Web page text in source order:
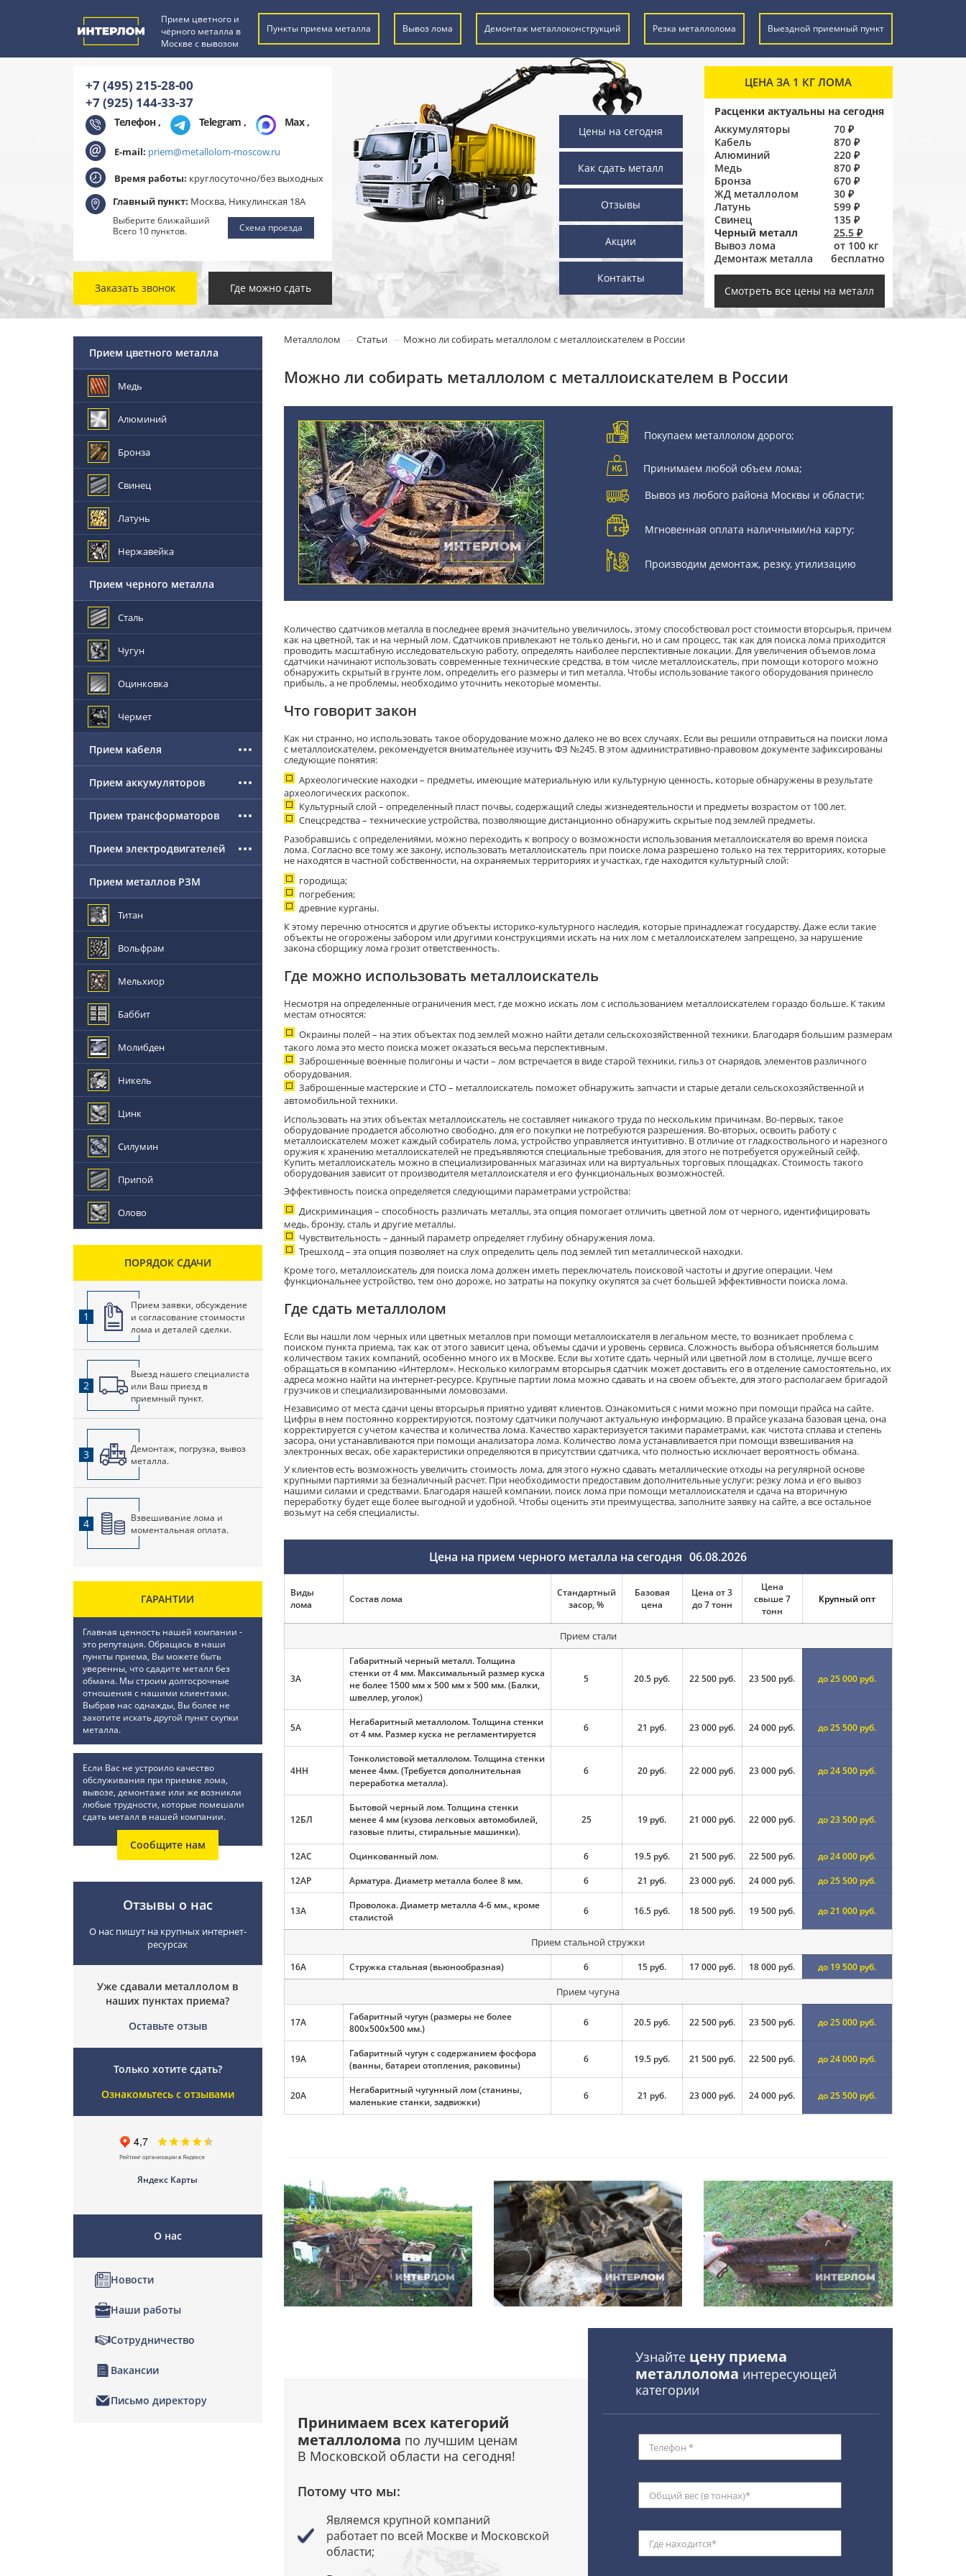
Прием цветного и
чёрного металла в
Москве с вывозом
Пункты приема металла Вывоз лома Демонтаж металлоконструкций Резка металлолома Выездной приемный пункт
+7 (495) 215-28-00
+7 (925) 144-33-37
Телефон , Telegram , Max,
E-mail: priem@metallolom-moscow.ru
Время работы: круглосуточно/без выходных
Главный пункт: Москва, Никулинская 18А
Выберите ближайший
Всего 10 пунктов.
Схема проезда
Заказать звонок Где можно сдать
ЦЕНА ЗА 1 КГ ЛОМА
Расценки актуальны на сегодня
Аккумуляторы
70 ₽
Кабель
870 ₽
Алюминий
220 ₽
Медь
870 ₽
Бронза
670 ₽
ЖД металлолом
30 ₽
Латунь
599 ₽
Свинец
135 ₽
Черный металл
25.5 ₽
Вывоз лома
от 100 кг
Демонтаж металла
бесплатно
Смотреть все цены на металл
Цены на сегодня
Как сдать металл
Отзывы
Акции
Контакты
Металлолом Статьи Можно ли собирать металлолом с металлоискателем в России
Можно ли собирать металлолом с металлоискателем в России
Покупаем металлолом дорого;
Принимаем любой объем лома;
Вывоз из любого района Москвы и области;
Мгновенная оплата наличными/на карту;
Производим демонтаж, резку, утилизацию
Количество сдатчиков металла в последнее время значительно увеличилось, этому способствовал рост стоимости вторсырья, причем
как на цветной, так и на черный лом. Сдатчиков привлекают не только деньги, но и сам процесс, так как для поиска лома приходится
проводить масштабную исследовательскую работу, определять наиболее перспективные локации. Для увеличения объемов лома
сдатчики начинают использовать современные технические средства, в том числе металлоискатель, при помощи которого можно
обнаружить скрытый в грунте лом, определить его размеры и тип металла. Чтобы использование такого оборудования принесло
прибыль, а не проблемы, необходимо уточнить некоторые моменты.
Что говорит закон
Как ни странно, но использовать такое оборудование можно далеко не во всех случаях. Если вы решили отправиться на поиски лома
с металлоискателем, рекомендуется внимательнее изучить ФЗ №245. В этом административно-правовом документе зафиксированы
следующие понятия:
Археологические находки – предметы, имеющие материальную или культурную ценность, которые обнаружены в результате
археологических раскопок.
Культурный слой – определенный пласт почвы, содержащий следы жизнедеятельности и предметы возрастом от 100 лет.
Спецсредства – технические устройства, позволяющие дистанционно обнаружить скрытые под землей предметы.
Разобравшись с определениями, можно переходить к вопросу о возможности использования металлоискателя во время поиска
лома. Согласно все тому же закону, использовать металлоискатель при поиске лома разрешено только на тех территориях, которые
не находятся в частной собственности, на охраняемых территориях и участках, где находится культурный слой:
городища;
погребения;
древние курганы.
К этому перечню относятся и другие объекты историко-культурного наследия, которые принадлежат государству. Даже если такие
объекты не огорожены забором или другими конструкциями искать на них лом с металлоискателем запрещено, за нарушение
закона сборщику лома грозит ответственность.
Где можно использовать металлоискатель
Несмотря на определенные ограничения мест, где можно искать лом с использованием металлоискателем гораздо больше. К таким
местам относятся:
Окраины полей – на этих объектах под землей можно найти детали сельскохозяйственной техники. Благодаря большим размерам
такого лома это место поиска может оказаться весьма перспективным.
Заброшенные военные полигоны и части – лом встречается в виде старой техники, гильз от снарядов, элементов различного
оборудования.
Заброшенные мастерские и СТО – металлоискатель поможет обнаружить запчасти и старые детали сельскохозяйственной и
автомобильной техники.
Использовать на этих объектах металлоискатель не составляет никакого труда по нескольким причинам. Во-первых, такое
оборудование продается абсолютно свободно, для его покупки не потребуются разрешения. Во-вторых, освоить работу с
металлоискателем может каждый собиратель лома, устройство управляется интуитивно. В отличие от гладкоствольного и нарезного
оружия к хранению металлоискателей не предъявляются специальные требования, для этого не потребуется оружейный сейф.
Купить металлоискатель можно в специализированных магазинах или на виртуальных торговых площадках. Стоимость такого
оборудования зависит от производителя металлоискателя и его функциональных возможностей.
Эффективность поиска определяется следующими параметрами устройства:
Дискриминация – способность различать металлы, эта опция помогает отличить цветной лом от черного, идентифицировать
медь, бронзу, сталь и другие металлы.
Чувствительность – данный параметр определяет глубину обнаружения лома.
Трешхолд – эта опция позволяет на слух определить цель под землей тип металлической находки.
Кроме того, металлоискатель для поиска лома должен иметь переключатель поисковой частоты и другие операции. Чем
функциональнее устройство, тем оно дороже, но затраты на покупку окупятся за счет большей эффективности поиска лома.
Где сдать металлолом
Если вы нашли лом черных или цветных металлов при помощи металлоискателя в легальном месте, то возникает проблема с
поиском пункта приема, так как от этого зависит цена, объемы сдачи и уровень сервиса. Сложность выбора объясняется большим
количеством таких компаний, особенно много их в Москве. Если вы хотите сдать черный или цветной лом в столице, лучше всего
обращаться в компанию «Интерлом». Несколько килограмм вторсырья сдатчик может доставить его в отделение самостоятельно, их
адреса можно найти на интернет-ресурсе. Крупные партии лома можно сдавать и на своем объекте, для этого располагаем бригадой
грузчиков и специализированными ломовозами.
Независимо от места сдачи цены вторсырья приятно удивят клиентов. Ознакомиться с ними можно при помощи прайса на сайте.
Цифры в нем постоянно корректируются, поэтому сдатчики получают актуальную информацию. В прайсе указана базовая цена, она
корректируется с учетом качества и количества лома. Качество характеризуется такими параметрами, как чистота сплава и степень
засора, они устанавливаются при помощи анализатора лома. Количество лома устанавливается при помощи взвешивания на
электронных весах, обе характеристики определяются в присутствии сдатчика, что полностью исключает вероятность обмана.
У клиентов есть возможность увеличить стоимость лома, для этого нужно сдавать металлические отходы на регулярной основе
крупными партиями за безналичный расчет. При необходимости предоставим дополнительные услуги: резку лома и его вывоз
нашими силами и средствами. Благодаря нашей компании, поиск лома при помощи металлоискателя и сдача на вторичную
переработку будет еще более выгодной и удобной. Чтобы оценить эти преимущества, заполните заявку на сайте, а все остальное
возьмут на себя специалисты.
Цена на прием черного металла на сегодня 06.08.2026
Виды
лома
Состав лома
Стандартный
засор, %
Базовая
цена
Цена от 3
до 7 тонн
Цена
свыше 7
тонн
Крупный опт
Прием стали
3А
Габаритный черный металл. Толщина
стенки от 4 мм. Максимальный размер куска
не более 1500 мм х 500 мм х 500 мм. (Балки,
швеллер, уголок)
5 20.5 руб. 22 500 руб. 23 500 руб. до 25 000 руб.
5А
Негабаритный металлолом. Толщина стенки
от 4 мм. Размер куска не регламентируется
6 21 руб. 23 000 руб. 24 000 руб. до 25 500 руб.
4НН
Тонколистовой металлолом. Толщина стенки
менее 4мм. (Требуется дополнительная
переработка металла).
6 20 руб. 22 000 руб. 23 000 руб. до 24 500 руб.
12БЛ
Бытовой черный лом. Толщина стенки
менее 4 мм (кузова легковых автомобилей,
газовые плиты, стиральные машинки).
25 19 руб. 21 000 руб. 22 000 руб. до 23 500 руб.
12АС Оцинкованный лом. 6 19.5 руб. 21 500 руб. 22 500 руб.
до 24 000 руб.
12АР
Арматура. Диаметр металла более 8 мм. 6 21 руб. 23 000 руб. 24 000 руб. до 25 500 руб.
13А
Проволока. Диаметр металла 4-6 мм., кроме
сталистой
6 16.5 руб. 18 500 руб. 19 500 руб. до 21 000 руб.
Прием стальной стружки
16А Стружка стальная (вьюнообразная) 6 15 руб. 17 000 руб. 18 000 руб. до 19 500 руб.
Прием чугуна
17А
Габаритный чугун (размеры не более
800х500х500 мм.)
6 20.5 руб. 22 500 руб. 23 500 руб. до 25 000 руб.
19А
Габаритный чугун с содержанием фосфора
(ванны, батареи отопления, раковины)
6 19.5 руб. 21 500 руб. 22 500 руб. до 24 000 руб.
20А
Негабаритный чугунный лом (станины,
маленькие станки, задвижки)
6 21 руб. 23 000 руб. 24 000 руб. до 25 500 руб.
Принимаем всех категорий
металлолома по лучшим ценам
В Московской области на сегодня!
Потому что мы:
Являемся крупной компаний
работает по всей Москве и Московской
области;
Узнайте цену приема
металлолома интересующей
категории
Прием цветного металла
Медь
Алюминий
Бронза
Свинец
Латунь
Нержавейка
Прием черного металла
Сталь
Чугун
Оцинковка
Чермет
Прием кабеля
Прием аккумуляторов
Прием трансформаторов
Прием электродвигателей
Прием металлов РЗМ
Титан
Вольфрам
Мельхиор
Баббит
Молибден
Никель
Цинк
Силумин
Припой
Олово
ПОРЯДОК СДАЧИ
1
Прием заявки, обсуждение
и согласование стоимости
лома и деталей сделки.
2
Выезд нашего специалиста
или Ваш приезд в
приемный пункт.
3
Демонтаж, погрузка, вывоз
металла.
4
Взвешивание лома и
моментальная оплата.
ГАРАНТИИ
Главная ценность нашей компании -
это репутация. Обращась в наши
пункты приема, Вы можете быть
уверенны, что сдадите металл без
обмана. Мы строим долгосрочные
отношения с нашими клиентами.
Выбрав нас однажды, Вы более не
захотите искать другой пункт скупки
металла.
Если Вас не устроило качество
обслуживания при приемке лома,
вывозе, демонтаже или же возникли
любые трудности, которые помешали
сдать металл в нашей компании.
Сообщите нам
Отзывы о нас
О нас пишут на крупных интернет-
ресурсах
Уже сдавали металлолом в
наших пунктах приема?
Оставьте отзыв
Только хотите сдать?
Ознакомьтесь с отзывами
Яндекс Карты
О нас
Новости
Наши работы
Сотрудничество
Вакансии
Письмо директору